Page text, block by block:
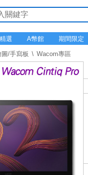
選 A幣館 期間限定
圖/手寫板 Wacom專區